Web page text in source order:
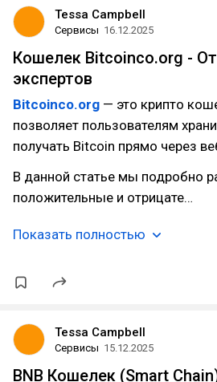
Tessa Campbell
Сервисы 16.12.2025
Кошелек Bitcoinco.org -
экспертов
Bitcoinco.org — это крипто
позволяет пользователям
получать Bitcoin прямо через
В данной статье мы подробно
положительные и отрицате…
Показать полностью
Tessa Campbell
Сервисы 15.12.2025
BNB Кошелек (Smart